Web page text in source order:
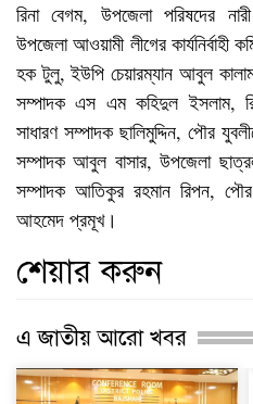
রিনা বেগম, উপজেলা পরিষদের
উপজেলা আওয়ামী লীগের
হক টুলু, ইউপি চেয়ারম্যান আবুল
সম্পাদক এস এম কহিদুল ইসলাম,
সাধারণ সম্পাদক ছালিমুদ্দিন, পৌর
সম্পাদক আবুল বাসার, উপজেলা
সম্পাদক আতিকুর রহমান রিপন, পৌর
আহমেদ প্রমূখ।
শেয়ার করুন
এ জাতীয় আরো খবর